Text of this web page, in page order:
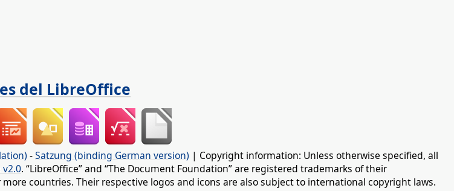
del LibreOffice
-Satzung (binding German version) | Copyright information: Unless otherwise specified, all
v2.0. “LibreOffice” and “The Document Foundation” are registered trademarks of their
countries. Their respective logos and icons are also subject to international copyright laws.